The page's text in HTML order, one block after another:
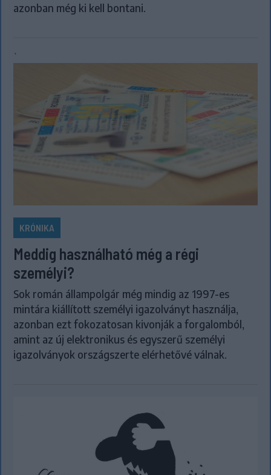
azonban még ki kell bontani.
`
KRÓNIKA
Meddig használható még a régi
személyi?
Sok román állampolgár még mindig az 1997-es
mintára kiállított személyi igazolványt használja,
azonban ezt fokozatosan kivonják a forgalomból,
amint az új elektronikus és egyszerű személyi
igazolványok országszerte elérhetővé válnak.